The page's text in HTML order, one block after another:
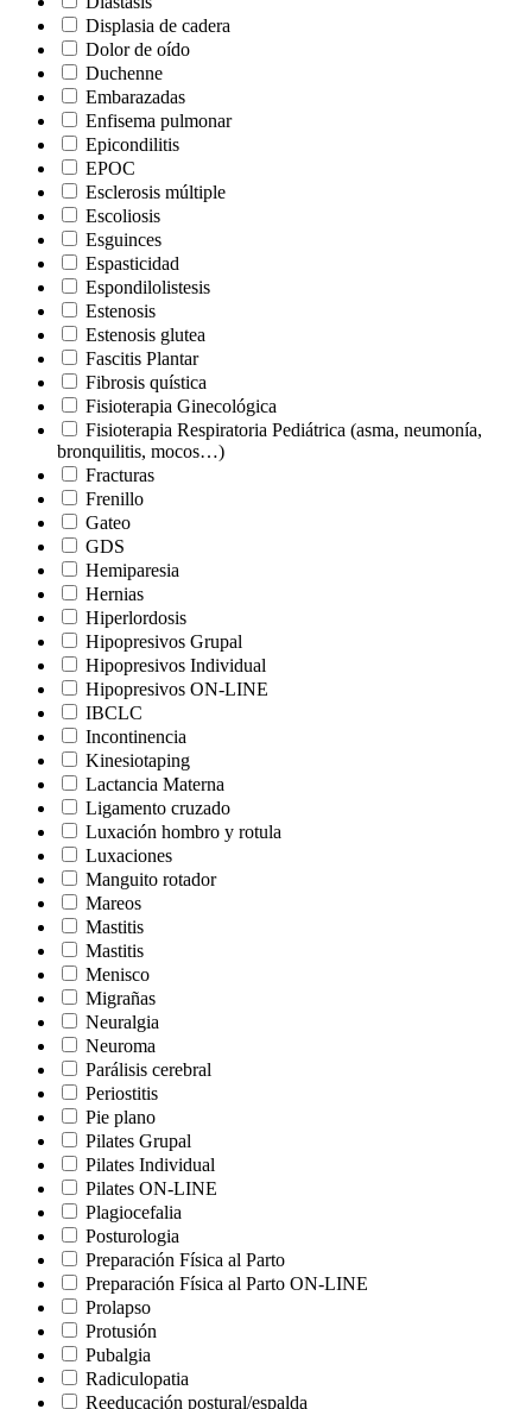
Displasia de cadera
Dolor de oído
Duchenne
Embarazadas
Enfisema pulmonar
Epicondilitis
EPOC
Esclerosis múltiple
Escoliosis
Esguinces
Espasticidad
Espondilolistesis
Estenosis
Estenosis glutea
Fascitis Plantar
Fibrosis quística
Fisioterapia Ginecológica
Fisioterapia Respiratoria Pediátrica (asma, neumonía,
bronquilitis, mocos…)
Fracturas
Frenillo
Gateo
GDS
Hemiparesia
Hernias
Hiperlordosis
Hipopresivos Grupal
Hipopresivos Individual
Hipopresivos ON-LINE
IBCLC
Incontinencia
Kinesiotaping
Lactancia Materna
Ligamento cruzado
Luxación hombro y rotula
Luxaciones
Manguito rotador
Mareos
Mastitis
Mastitis
Menisco
Migrañas
Neuralgia
Neuroma
Parálisis cerebral
Periostitis
Pie plano
Pilates Grupal
Pilates Individual
Pilates ON-LINE
Plagiocefalia
Posturologia
Preparación Física al Parto
Preparación Física al Parto ON-LINE
Prolapso
Protusión
Pubalgia
Radiculopatia
Reeducación postural/espalda